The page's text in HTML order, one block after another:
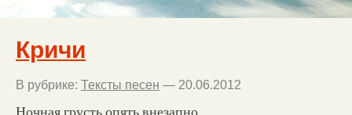
Кричи
В рубрике: Тексты песен — 20.06.2012
Ночная грусть опять внезапно